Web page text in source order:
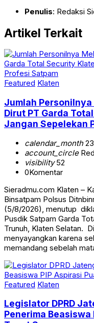
Penulis: Redaksi
Artikel Terkait
Featured Klaten
Jumlah Personilnya
Dirut PT Garda
Jangan Sepelekan
calendar_month23
account_circle
visibility52
0Komentar
Sieradmu.com Klaten –
Binsatpam Polsus
(5/8/2026), menutup
Pusdik Satpam Garda
Trunuh, Klaten Selatan.
menyayangkan karena
memandang sebelah
Featured Klaten
Legislator DPRD
Penerima Beasiswa